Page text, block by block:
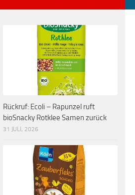
Rückruf: Ecoli – Rapunzel ruft
bioSnacky Rotklee Samen zurück
31 JULI, 2026